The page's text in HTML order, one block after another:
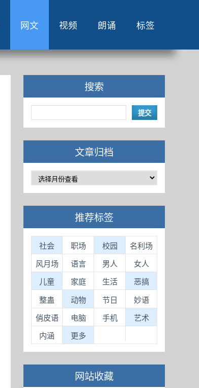
网文 视频 朗诵 标签
搜索
文章归档
推荐标签
社会 职场 校园 名利场
风月场 语言 男人 女人
儿童 家庭 生活 恶搞
整蛊 动物 节日 妙语
俏皮语 电脑 手机 艺术
内涵 更多
网站收藏